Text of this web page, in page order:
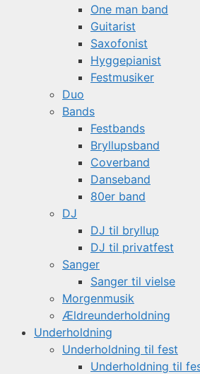
One man band
Guitarist
Saxofonist
Hyggepianist
Festmusiker
Duo
Bands
Festbands
Bryllupsband
Coverband
Danseband
80er band
DJ
DJ til bryllup
DJ til privatfest
Sanger
Sanger til vielse
Morgenmusik
Ældreunderholdning
Underholdning
Underholdning til fest
Underholdning til